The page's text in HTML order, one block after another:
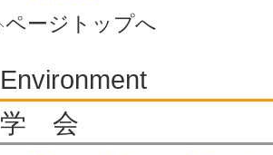
ページトップへ
Environment
学 会